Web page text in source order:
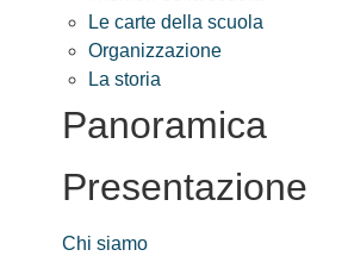
Le carte della scuola
Organizzazione
La storia
Panoramica
Presentazione
Chi siamo